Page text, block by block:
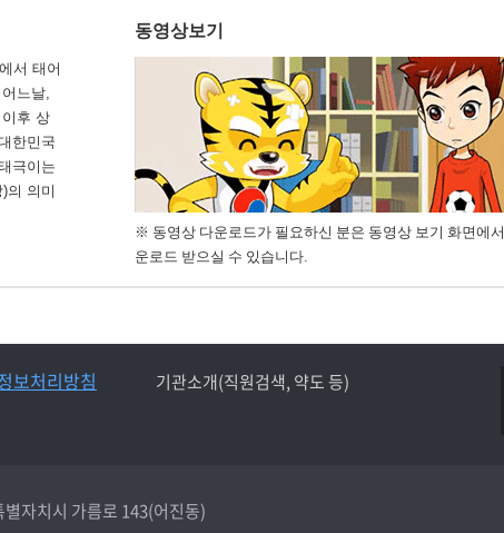
서 태어
느날,
후 상
한민국
극이는
의 의미
동영상보기
※ 동영상 다운로드가 필요하신 분은 동영상 보기 화면에
운로드 받으실 수 있습니다.
보처리방침
기관소개(직원검색, 약도 등)
자치시 가름로 143(어진동)